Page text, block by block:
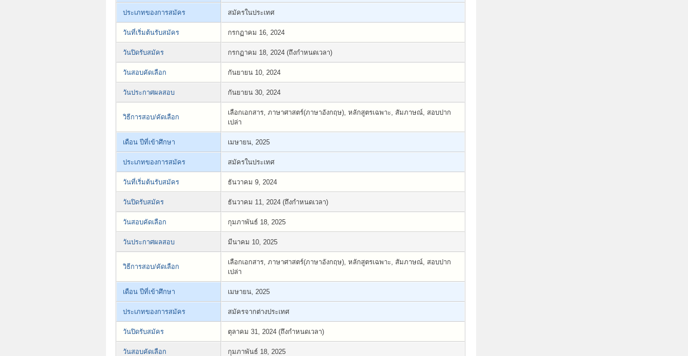
ประเภทของการสมัคร สมัครในประเทศ
วันที่เริ่มต้นรับสมัคร กรกฏาคม 16, 2024
วันปิดรับสมัคร กรกฏาคม 18, 2024 (ถึงกำหนดเวลา)
วันสอบคัดเลือก กันยายน 10, 2024
วันประกาศผลสอบ กันยายน 30, 2024
วิธีการสอบ/คัดเลือก
เลือกเอกสาร, ภาษาศาสตร์(ภาษาอังกฤษ), หลักสูตรเฉพาะ, สัมภาษณ์, สอบปาก
เปล่า
เดือน ปีที่เข้าศึกษา เมษายน, 2025
ประเภทของการสมัคร สมัครในประเทศ
วันที่เริ่มต้นรับสมัคร ธันวาคม 9, 2024
วันปิดรับสมัคร ธันวาคม 11, 2024 (ถึงกำหนดเวลา)
วันสอบคัดเลือก กุมภาพันธ์ 18, 2025
วันประกาศผลสอบ มีนาคม 10, 2025
วิธีการสอบ/คัดเลือก
เลือกเอกสาร, ภาษาศาสตร์(ภาษาอังกฤษ), หลักสูตรเฉพาะ, สัมภาษณ์, สอบปาก
เปล่า
เดือน ปีที่เข้าศึกษา เมษายน, 2025
ประเภทของการสมัคร สมัครจากต่างประเทศ
วันปิดรับสมัคร ตุลาคม 31, 2024 (ถึงกำหนดเวลา)
วันสอบคัดเลือก กุมภาพันธ์ 18, 2025